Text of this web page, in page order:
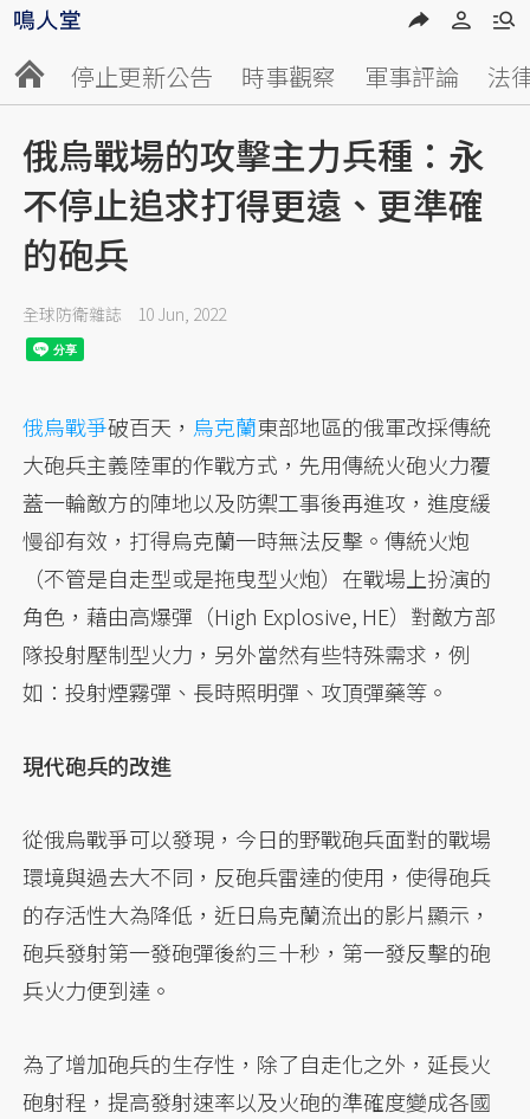
停止更新公告 時事觀察 軍事評論 法
俄烏戰場的攻擊主力兵種：永
不停止追求打得更遠、更準確
的砲兵
全球防衛雜誌 10 Jun, 2022
俄烏戰爭破百天， 烏克蘭東部地區的俄軍改採傳統
大砲兵主義陸軍的作戰方式，先用傳統火砲火力覆
蓋一輪敵方的陣地以及防禦工事後再進攻，進度緩
慢卻有效，打得烏克蘭一時無法反擊。傳統火炮
（不管是自走型或是拖曳型火炮）在戰場上扮演的
角色，藉由高爆彈（High Explosive, HE）對敵方部
隊投射壓制型火力，另外當然有些特殊需求，例
如：投射煙霧彈、長時照明彈、攻頂彈藥等。
現代砲兵的改進
從俄烏戰爭可以發現，今日的野戰砲兵面對的戰場
環境與過去大不同，反砲兵雷達的使用，使得砲兵
的存活性大為降低，近日烏克蘭流出的影片顯示，
砲兵發射第一發砲彈後約三十秒，第一發反擊的砲
兵火力便到達。
為了增加砲兵的生存性，除了自走化之外，延長火
砲射程，提高發射速率以及火砲的準確度變成各國